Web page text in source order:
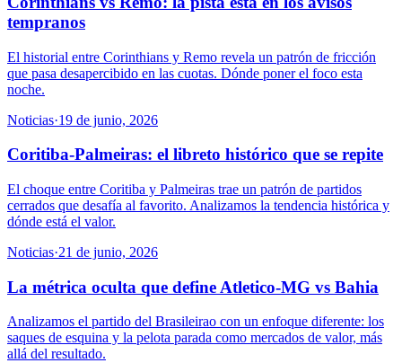
tempranos
El historial entre Corinthians y Remo revela un patrón de fricción
que pasa desapercibido en las cuotas. Dónde poner el foco esta
noche.
Noticias·19 de junio, 2026
Coritiba-Palmeiras: el libreto histórico que se repite
El choque entre Coritiba y Palmeiras trae un patrón de partidos
cerrados que desafía al favorito. Analizamos la tendencia histórica y
dónde está el valor.
Noticias·21 de junio, 2026
La métrica oculta que define Atletico-MG vs Bahia
Analizamos el partido del Brasileirao con un enfoque diferente: los
saques de esquina y la pelota parada como mercados de valor, más
allá del resultado.